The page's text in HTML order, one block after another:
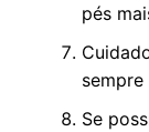
pés
Se